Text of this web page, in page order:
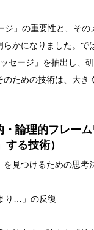
ジ」の重要性と、そ
らかになりました。で
セージ」を抽出し、
のための技術は、大き
論理的フレー
る技術）
見つけるための思考
り…」の反復